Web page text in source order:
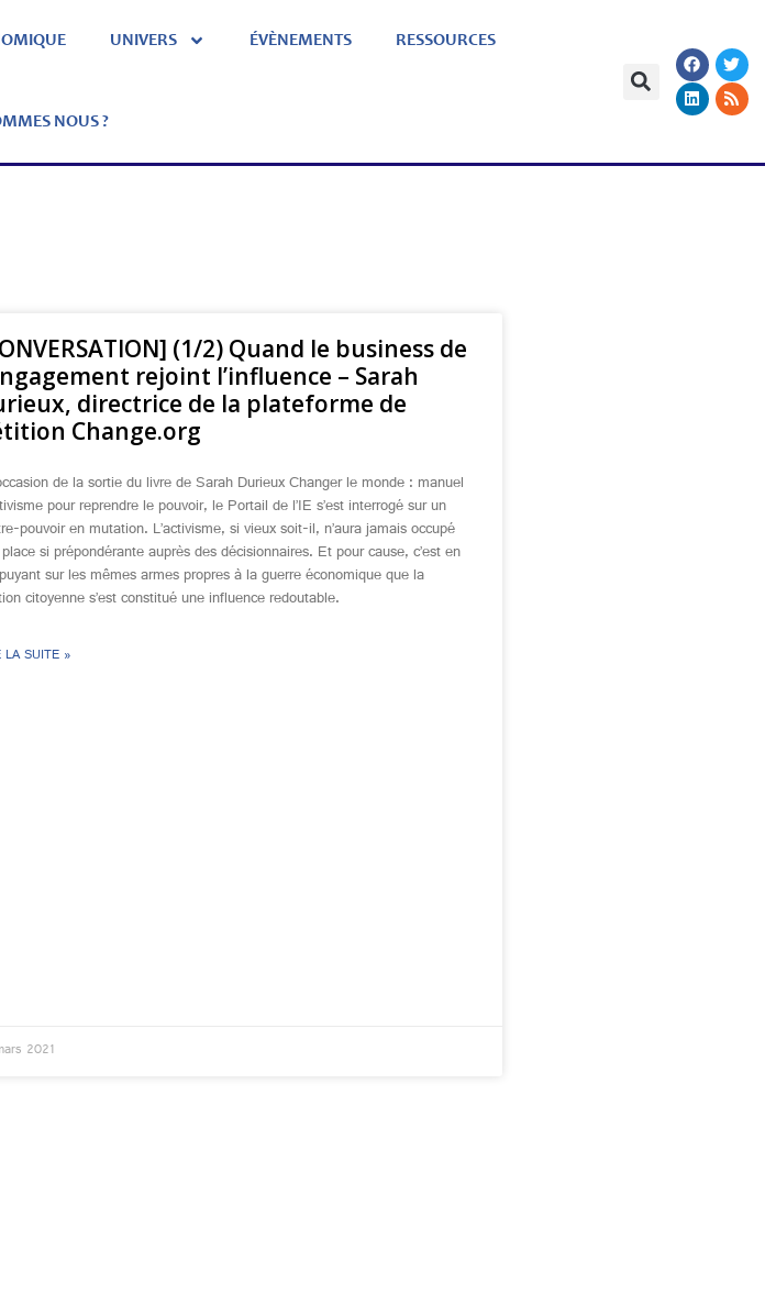
UNIVERS ÉVÈNEMENTS RESSOURCES
NOUS ?
(1/2) Quand le business de
rejoint l’influence – Sarah
directrice de la plateforme de
Change.org
de la sortie du livre de Sarah Durieux Changer le monde : manuel
pour reprendre le pouvoir, le Portail de l’IE s’est interrogé sur un
pouvoir en mutation. L’activisme, si vieux soit-il, n’aura jamais occupé
si prépondérante auprès des décisionnaires. Et pour cause, c’est en
sur les mêmes armes propres à la guerre économique que la
citoyenne s’est constitué une influence redoutable.
LA SUITE »
2021